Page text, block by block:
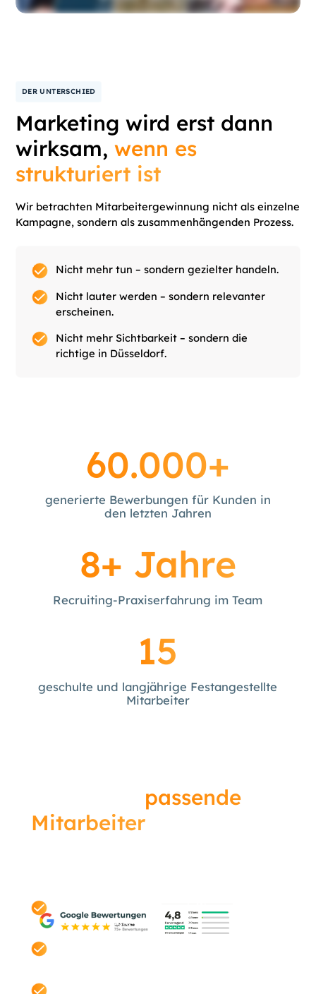
DER UNTERSCHIED
Marketing wird erst dann
wirksam,wenn es
strukturiert ist
Wir betrachten Mitarbeitergewinnung nicht als einzelne
Kampagne, sondern als zusammenhängenden Prozess.
Nicht mehr tun – sondern gezielter handeln.
Nicht lauter werden – sondern relevanter
erscheinen.
Nicht mehr Sichtbarkeit – sondern die
richtige in Düsseldorf.
60.000+
generierte Bewerbungen für Kunden in
den letzten Jahren
8+ Jahre
Recruiting-Praxiserfahrung im Team
15
geschulte und langjährige Festangestellte
Mitarbeiter
passende
Mitarbeiter
Verkaufsdruck.